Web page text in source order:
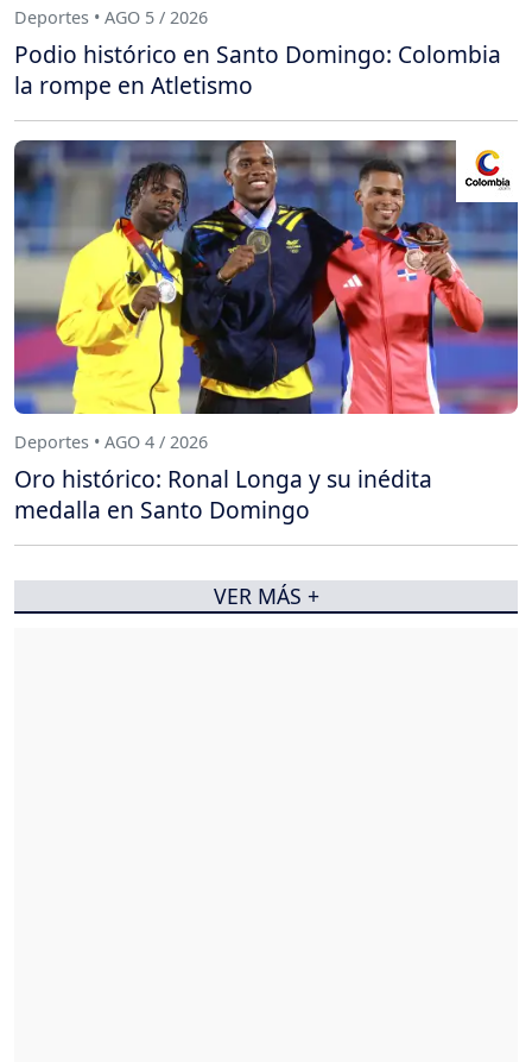
Deportes • AGO 5 / 2026
Podio histórico en Santo Domingo: Colombia
la rompe en Atletismo
Deportes • AGO 4 / 2026
Oro histórico: Ronal Longa y su inédita
medalla en Santo Domingo
VER MÁS +